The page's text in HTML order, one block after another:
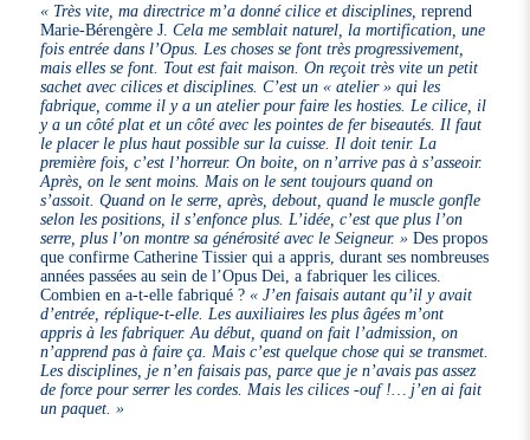
« Très vite, ma directrice m’a donné cilice et disciplines, reprend
Marie-Bérengère J.Cela me semblait naturel, la mortification, une
fois entrée dans l’Opus. Les choses se font très progressivement,
mais elles se font. Tout est fait maison. On reçoit très vite un petit
sachet avec cilices et disciplines. C’est un « atelier » qui les
fabrique, comme il y a un atelier pour faire les hosties. Le cilice, il
y a un côté plat et un côté avec les pointes de fer biseautés. Il faut
le placer le plus haut possible sur la cuisse. Il doit tenir. La
première fois, c’est l’horreur. On boite, on n’arrive pas à s’asseoir.
Après, on le sent moins. Mais on le sent toujours quand on
s’assoit. Quand on le serre, après, debout, quand le muscle gonfle
selon les positions, il s’enfonce plus. L’idée, c’est que plus l’on
serre, plus l’on montre sa générosité avec le Seigneur. » Des propos
que confirme Catherine Tissier qui a appris, durant ses nombreuses
années passées au sein de l’Opus Dei, a fabriquer les cilices.
Combien en a-t-elle fabriqué ?« J’en faisais autant qu’il y avait
d’entrée, réplique-t-elle. Les auxiliaires les plus âgées m’ont
appris à les fabriquer. Au début, quand on fait l’admission, on
n’apprend pas à faire ça. Mais c’est quelque chose qui se transmet.
Les disciplines, je n’en faisais pas, parce que je n’avais pas assez
de force pour serrer les cordes. Mais les cilices -ouf !… j’en ai fait
un paquet. »